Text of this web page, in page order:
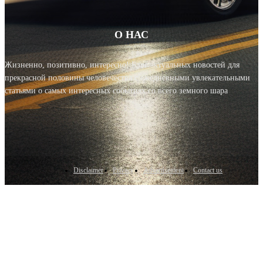
О НАС
Жизненно, позитивно, интересно! Блог актуальных новостей для
прекрасной половины человечества с ежедневными увлекательными
статьями о самых интересных событиях со всего земного шара
Disclaimer Privacy Advertisement Contact us